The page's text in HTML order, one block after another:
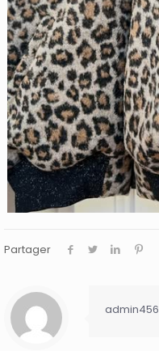
Partager
admin456